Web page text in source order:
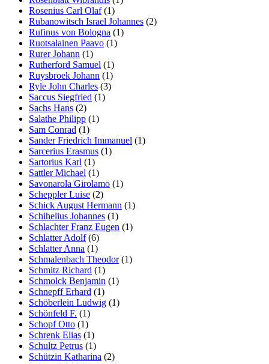
Rosenius Carl Olaf(1)
Rubanowitsch Israel Johannes (2)
Rufinus von Bologna (1)
Ruotsalainen Paavo (1)
Rurer Johann (1)
Rutherford Samuel (1)
Ruysbroek Johann (1)
Ryle John Charles (3)
Saccus Siegfried (1)
Sachs Hans (2)
Salathe Philipp (1)
Sam Conrad (1)
Sander Friedrich Immanuel (1)
Sarcerius Erasmus (1)
Sartorius Karl (1)
Sattler Michael (1)
Savonarola Girolamo (1)
Scheppler Luise (2)
Schick August Hermann (1)
Schihelius Johannes (1)
Schlachter Franz Eugen (1)
Schlatter Adolf(6)
Schlatter Anna (1)
Schmalenbach Theodor(1)
Schmitz Richard (1)
Schmolck Benjamin (1)
Schnepff Erhard (1)
Schöberlein Ludwig (1)
Schönfeld F. (1)
Schopf Otto (1)
Schrenk Elias (1)
Schultz Petrus (1)
Schützin Katharina (2)